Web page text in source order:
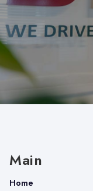
Main
Home